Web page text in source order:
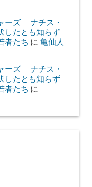
ーズ ナチス・
したとも知らず
者たち に 亀仙人
ーズ ナチス・
したとも知らず
者たち に